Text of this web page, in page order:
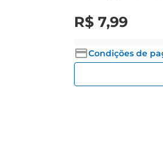
R$ 7,99
Condições de